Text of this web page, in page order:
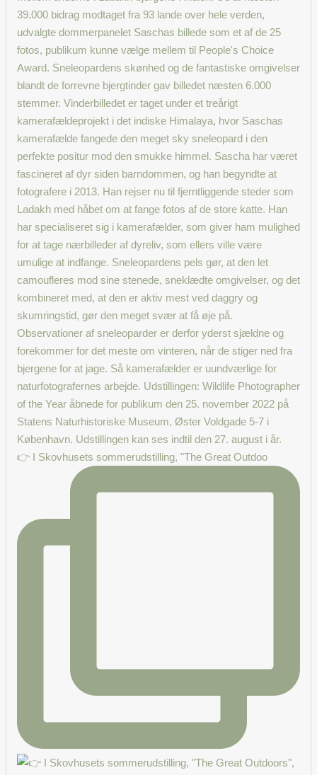
👉 I Skovhusets sommerudstilling, "The Great Outdoo